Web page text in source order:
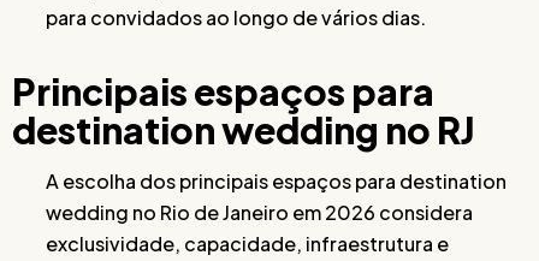
para convidados ao longo de vários dias.
Principais espaços para
destination wedding no RJ
A escolha dos principais espaços para destination
wedding no Rio de Janeiro em 2026 considera
exclusividade, capacidade, infraestrutura e